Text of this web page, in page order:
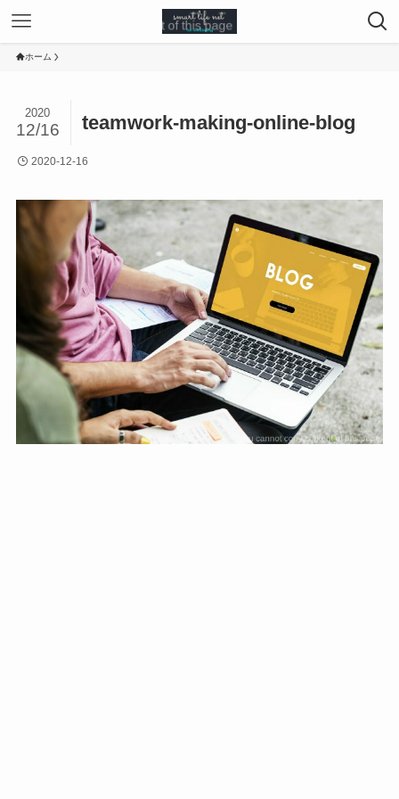
ホーム
teamwork-making-online-blog
2020
12/16
2020-12-16